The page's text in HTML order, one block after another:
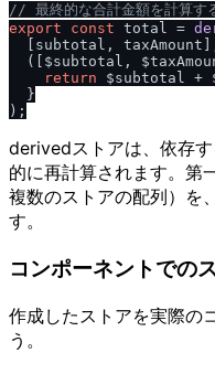
// 最終的な合計金額を計算
export
const total =
[subtotal,
(
[$subtotal,
return $subtotal +
  }
derivedストアは、依存
的に再計算されます。第
複数のストアの配列）を
す。
コンポーネントでの
作成したストアを実際の
う。